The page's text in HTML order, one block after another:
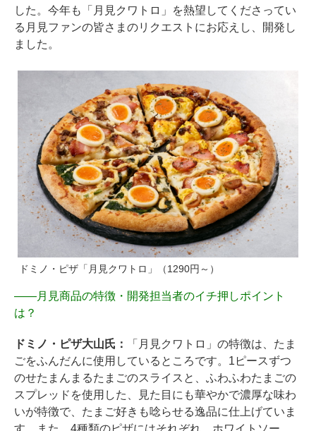
した。今年も「月見クワトロ」を熱望してくださってい
る月見ファンの皆さまのリクエストにお応えし、開発し
ました。
ドミノ・ピザ「月見クワトロ」（1290円～）
――月見商品の特徴・開発担当者のイチ押しポイント
は？
ドミノ・ピザ大山氏：
「月見クワトロ」の特徴は、たま
ごをふんだんに使用しているところです。1ピースずつ
のせたまんまるたまごのスライスと、ふわふわたまごの
スプレッドを使用した、見た目にも華やかで濃厚な味わ
いが特徴で、たまご好きも唸らせる逸品に仕上げていま
す。また、4種類のピザにはそれぞれ、ホワイトソー